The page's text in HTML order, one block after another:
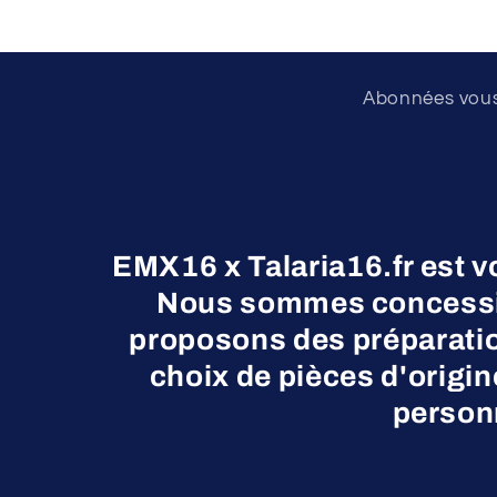
Abonnées
EMX16 x Talaria16.fr est
Nous sommes
proposons des
choix de pièces